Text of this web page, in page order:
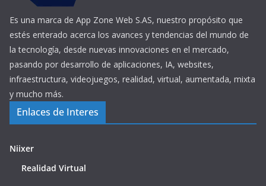
Es una marca de App Zone Web S.AS, nuestro propósito que
estés enterado acerca los avances y tendencias del mundo de
la tecnología, desde nuevas innovaciones en el mercado,
pasando por desarrollo de aplicaciones, IA, websites,
infraestructura, videojuegos, realidad, virtual, aumentada, mixta
y mucho más.
Enlaces de Interes
Niixer
Realidad Virtual